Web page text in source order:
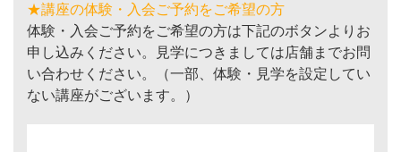
★講座の体験・入会ご予約をご希望の方
体験・入会ご予約をご希望の方は下記のボタンよりお
申し込みください。見学につきましては店舗までお問
い合わせください。（一部、体験・見学を設定してい
ない講座がございます。）